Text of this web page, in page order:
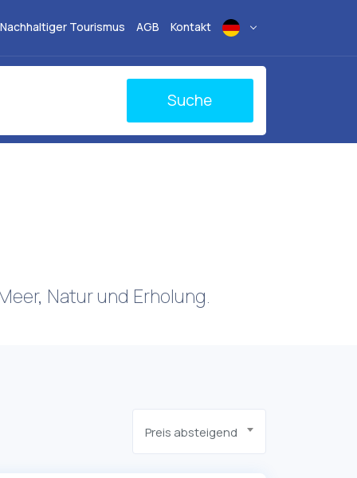
Nachhaltiger Tourismus AGB Kontakt
Suche
Natur und Erholung.
Preis absteigend